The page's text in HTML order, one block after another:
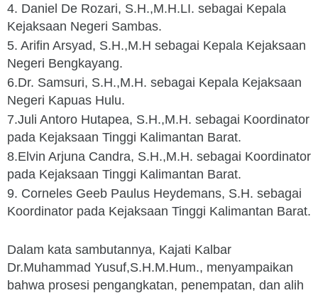
4. Daniel De Rozari, S.H.,M.H.LI. sebagai Kepala
Kejaksaan Negeri Sambas.
5. Arifin Arsyad, S.H.,M.H sebagai Kepala Kejaksaan
Negeri Bengkayang.
6.Dr. Samsuri, S.H.,M.H. sebagai Kepala Kejaksaan
Negeri Kapuas Hulu.
7.Juli Antoro Hutapea, S.H.,M.H. sebagai Koordinator
pada Kejaksaan Tinggi Kalimantan Barat.
8.Elvin Arjuna Candra, S.H.,M.H. sebagai Koordinator
pada Kejaksaan Tinggi Kalimantan Barat.
9. Corneles Geeb Paulus Heydemans, S.H. sebagai
Koordinator pada Kejaksaan Tinggi Kalimantan Barat.
Dalam kata sambutannya, Kajati Kalbar
Dr.Muhammad Yusuf,S.H.M.Hum., menyampaikan
bahwa prosesi pengangkatan, penempatan, dan alih